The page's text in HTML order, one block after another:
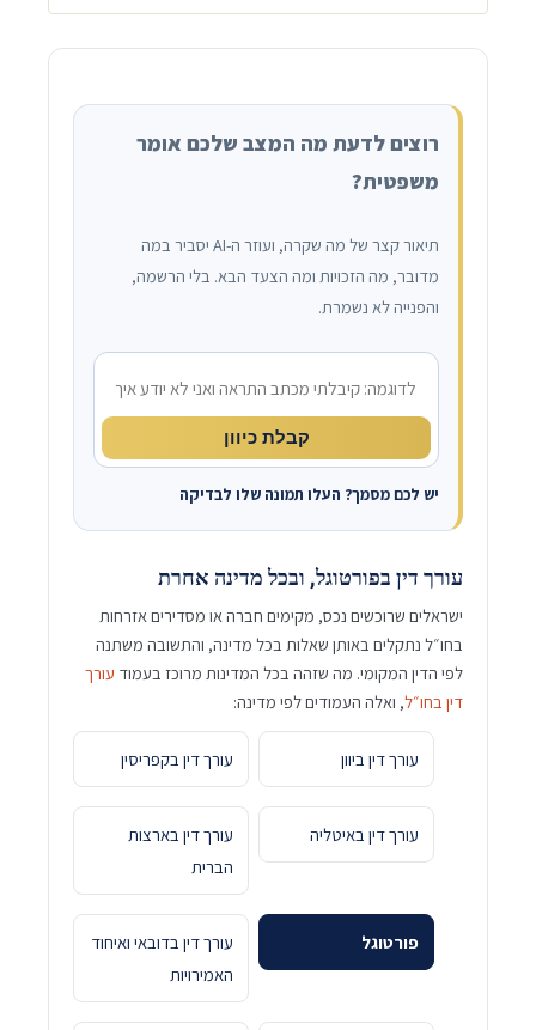
רוצים לדעת מה המצב שלכם אומר
משפטית?
תיאור קצר של מה שקרה, ועוזר ה-AI יסביר במה
מדובר, מה הזכויות ומה הצעד הבא. בלי הרשמה,
והפנייה לא נשמרת.
מה קרה?
קבלת כיוון
יש לכם מסמך? העלו תמונה שלו לבדיקה
עורך דין בפורטוגל, ובכל מדינה אחרת
ישראלים שרוכשים נכס, מקימים חברה או מסדירים אזרחות
בחו״ל נתקלים באותן שאלות בכל מדינה, והתשובה משתנה
לפי הדין המקומי. מה שזהה בכל המדינות מרוכז בעמוד עורך
דין בחו״ל, ואלה העמודים לפי מדינה:
עורך דין ביוון עורך דין בקפריסין
עורך דין באיטליה
עורך דין בארצות
הברית
פורטוגל
עורך דין בדובאי ואיחוד
האמירויות